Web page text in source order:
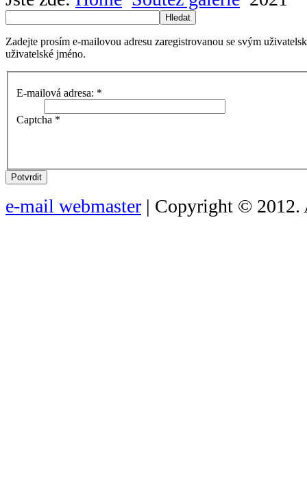
Hledat
Zadejte prosím e-mailovou adresu zaregistrovanou se svým
uživatelské jméno.
E-mailová adresa: *
Captcha *
Potvrdit
e-mail webmaster | Copyright © 2012.